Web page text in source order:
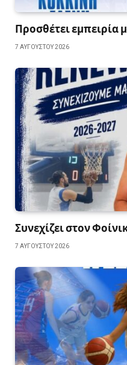
Προσθέτει εμπειρία
7 ΑΥΓΟΎΣΤΟΥ 2026
Συνεχίζει στον
7 ΑΥΓΟΎΣΤΟΥ 2026